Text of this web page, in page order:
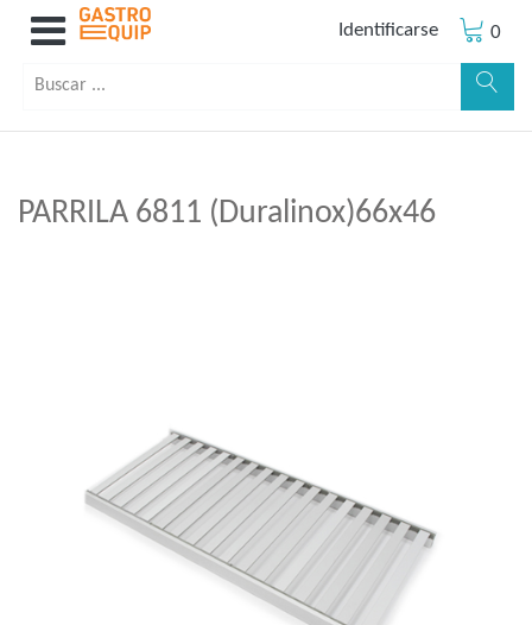
Identificarse 0
PARRILA 6811 (Duralinox)66x46